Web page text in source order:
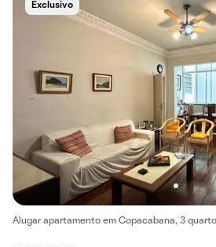
Exclusivo
Alugar apartamento em Copacabana, 3